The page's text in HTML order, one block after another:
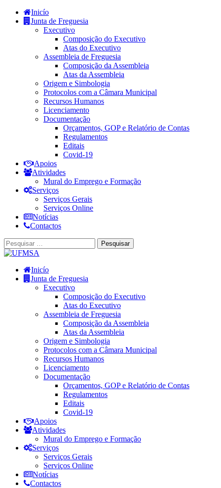
Inicío
Junta de Freguesia
Executivo
Composição do Executivo
Atas do Executivo
Assembleia de Freguesia
Composição da Assembleia
Atas da Assembleia
Origem e Simbologia
Protocolos com a Câmara Municipal
Recursos Humanos
Licenciamento
Documentação
Orçamentos, GOP e Relatório de Contas
Regulamentos
Editais
Covid-19
Apoios
Atividades
Mural do Emprego e Formação
Serviços
Serviços Gerais
Serviços Online
Notícias
Contactos
Inicío
Junta de Freguesia
Executivo
Composição do Executivo
Atas do Executivo
Assembleia de Freguesia
Composição da Assembleia
Atas da Assembleia
Origem e Simbologia
Protocolos com a Câmara Municipal
Recursos Humanos
Licenciamento
Documentação
Orçamentos, GOP e Relatório de Contas
Regulamentos
Editais
Covid-19
Apoios
Atividades
Mural do Emprego e Formação
Serviços
Serviços Gerais
Serviços Online
Notícias
Contactos